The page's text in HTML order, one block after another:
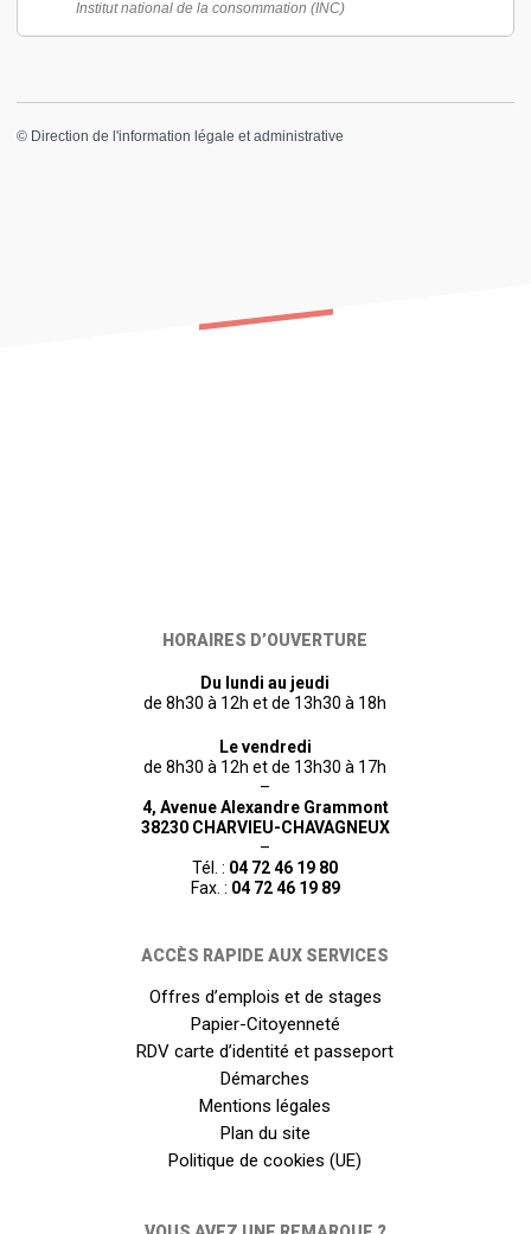
Institut national de la consommation (INC)
© Direction de l'information légale et administrative
HORAIRES D’OUVERTURE
Du lundi au jeudi
de 8h30 à 12h et de 13h30 à 18h
Le vendredi
de 8h30 à 12h et de 13h30 à 17h
–
4, Avenue Alexandre Grammont
38230 CHARVIEU-CHAVAGNEUX
–
Tél. : 04 72 46 19 80
Fax. : 04 72 46 19 89
ACCÈS RAPIDE AUX SERVICES
Offres d’emplois et de stages
Papier-Citoyenneté
RDV carte d’identité et passeport
Démarches
Mentions légales
Plan du site
Politique de cookies (UE)